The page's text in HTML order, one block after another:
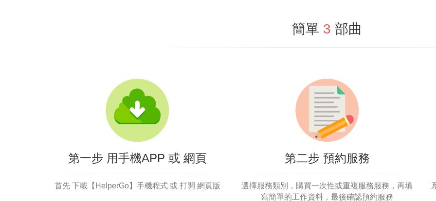
簡單 3 部曲
第一步 用手機APP 或 網頁
首先 下載【HelperGo】手機程式 或 打開 網頁版
第二步 預約服務
選擇服務類別，購買一次性或重複服務服務，再填
寫簡單的工作資料，最後確認預約服務